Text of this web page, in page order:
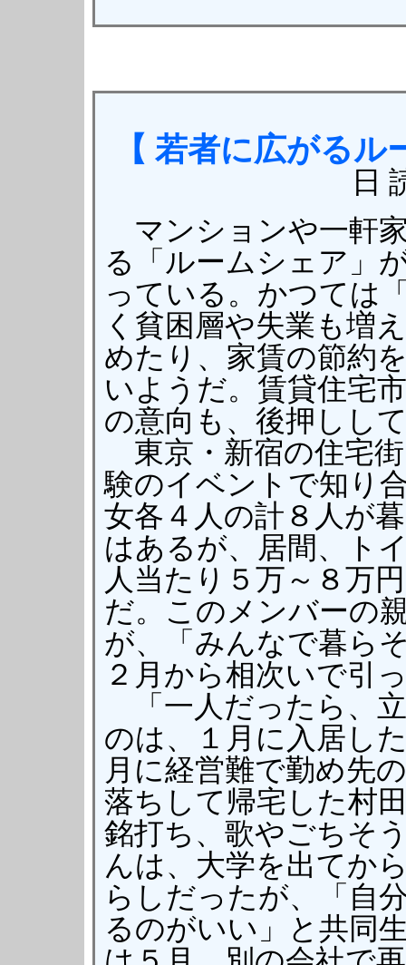
【 若者に広がる
日
マンションや一軒
る「ルームシェア」
っている。かつては
く貧困層や失業も増
めたり、家賃の節約
いようだ。賃貸住宅
の意向も、後押しし
東京・新宿の住宅
験のイベントで知り
女各４人の計８人が
はあるが、居間、ト
人当たり５万～８万
だ。このメンバーの
が、「みんなで暮ら
２月から相次いで引
「一人だったら、
のは、１月に入居し
月に経営難で勤め先
落ちして帰宅した村
銘打ち、歌やごちそ
んは、大学を出てか
らしだったが、「自
るのがいい」と共同